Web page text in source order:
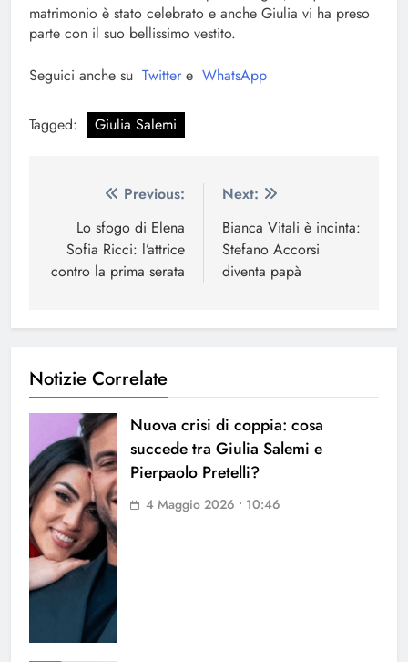
matrimonio è stato celebrato e anche Giulia vi ha preso
parte con il suo bellissimo vestito.
Seguici anche su Twitter e WhatsApp
Tagged: Giulia Salemi
Navigazione
articoli
Previous:
Lo sfogo di Elena
Sofia Ricci: l’attrice
contro la prima serata
Next:
Bianca Vitali è incinta:
Stefano Accorsi
diventa papà
Notizie Correlate
Nuova crisi di coppia: cosa
succede tra Giulia Salemi e
Pierpaolo Pretelli?
4 Maggio 2026 • 10:46